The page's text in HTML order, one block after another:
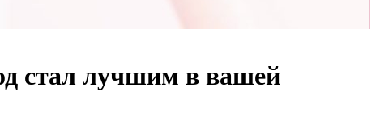
стал лучшим в вашей